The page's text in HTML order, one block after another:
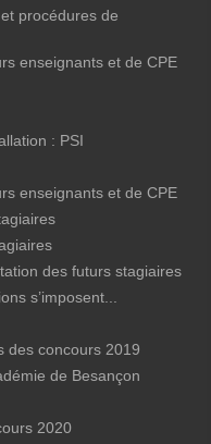
procédures de
enseignants et de CPE
: PSI
enseignants et de CPE
des futurs stagiaires
s’imposent...
des concours 2019
de Besançon
2020